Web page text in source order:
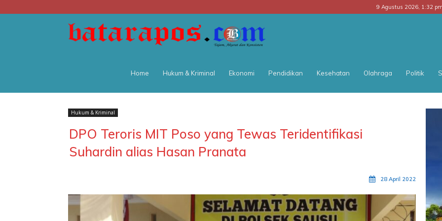
9 Agustus 2026, 1:32
POS
Home Hukum & Kriminal Ekonomi Pendidikan Kesehatan Olahraga Politik
Hukum & Kriminal
DPO Teroris MIT Poso yang Tewas Teridentifikasi
Suhardin alias Hasan Pranata
28 April 2022